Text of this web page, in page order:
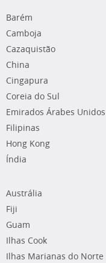
Barém
Camboja
Cazaquistão
China
Cingapura
Coreia do Sul
Emirados Árabes Unidos
Filipinas
Hong Kong
Índia
Austrália
Fiji
Guam
Ilhas Cook
Ilhas Marianas do Norte